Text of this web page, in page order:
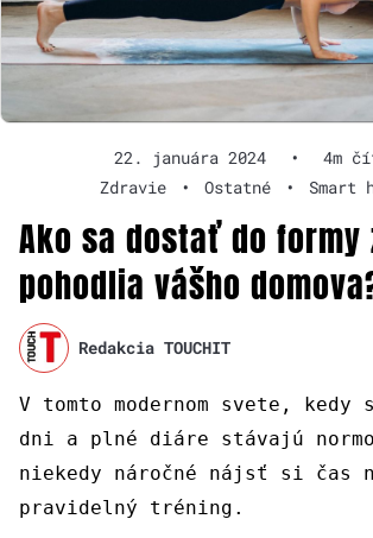
22. januára 2024 •
4m
Zdravie
• Ostatné • Smart
Ako sa dostať do formy
pohodlia vášho
Redakcia TOUCHIT
V tomto modernom svete, kedy
dni a plné diáre stávajú
niekedy náročné nájsť si čas
pravidelný tréning.